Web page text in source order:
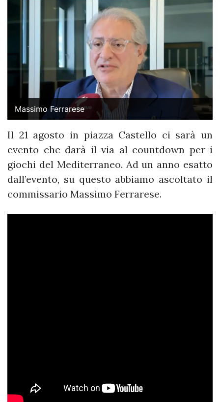
Massimo Ferrarese
Il 21 agosto in piazza Castello ci sarà un
evento che darà il via al countdown per i
giochi del Mediterraneo. Ad un anno esatto
dall’evento, su questo abbiamo ascoltato il
commissario Massimo Ferrarese.